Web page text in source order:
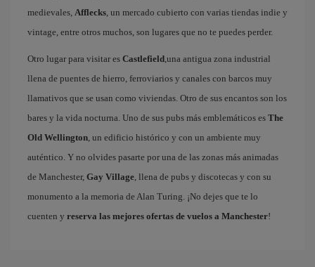
medievales, Afflecks, un mercado cubierto con varias tiendas indie y
vintage, entre otros muchos, son lugares que no te puedes perder.
Otro lugar para visitar es Castlefield,una antigua zona industrial
llena de puentes de hierro, ferroviarios y canales con barcos muy
llamativos que se usan como viviendas. Otro de sus encantos son los
bares y la vida nocturna. Uno de sus pubs más emblemáticos es The
Old Wellington, un edificio histórico y con un ambiente muy
auténtico. Y no olvides pasarte por una de las zonas más animadas
de Manchester, Gay Village, llena de pubs y discotecas y con su
monumento a la memoria de Alan Turing. ¡No dejes que te lo
cuenten y reserva las mejores ofertas de vuelos a Manchester!